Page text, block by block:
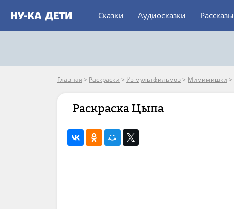
Сказки Аудиосказки Рассказы
Главная > Раскраски > Из мультфильмов> Мимимишки >
Раскраска Цыпа